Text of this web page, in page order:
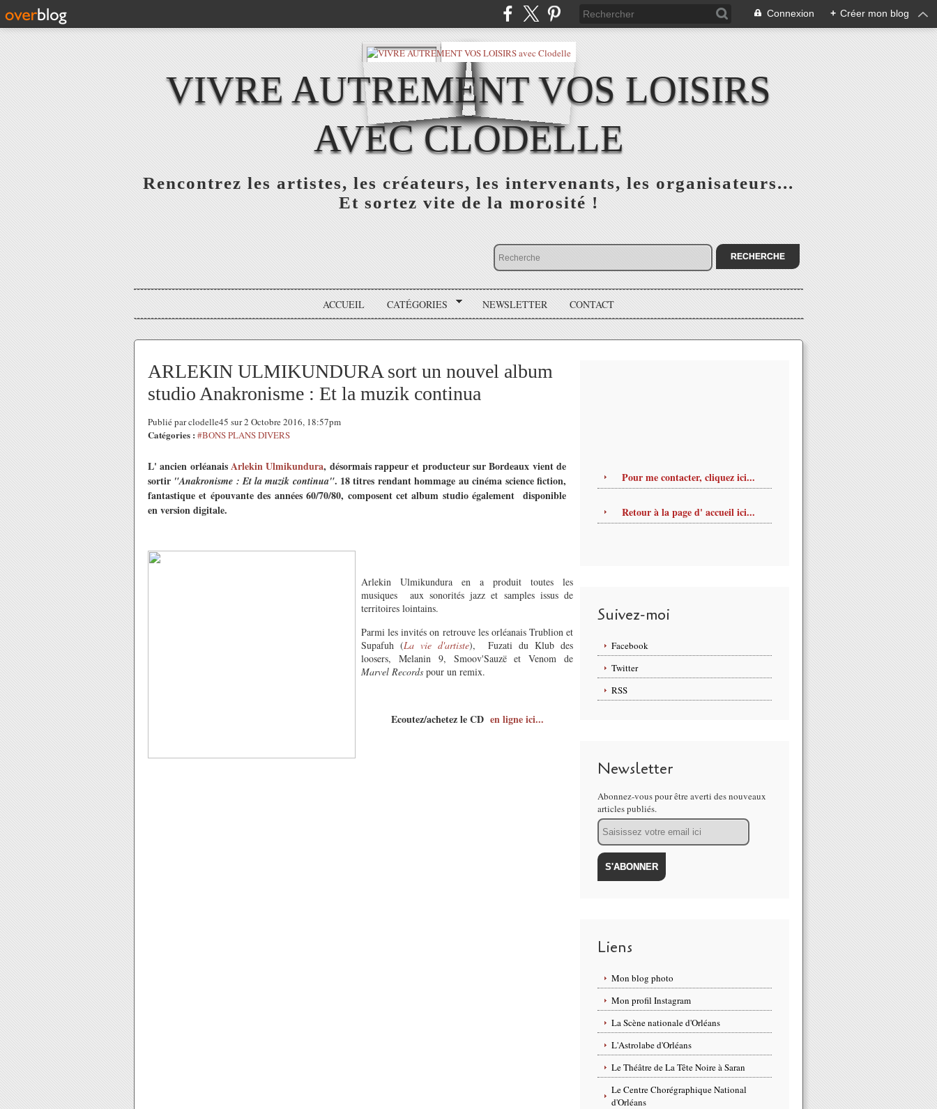
Connexion + Créer mon blog
VIVRE AUTREMENT VOS LOISIRS
AVEC CLODELLE
Rencontrez les artistes, les créateurs, les intervenants, les organisateurs...
Et sortez vite de la morosité !
ACCUEIL CATÉGORIES NEWSLETTER CONTACT
ARLEKIN ULMIKUNDURA sort un nouvel album
studio Anakronisme : Et la muzik continua
Publié par clodelle45 sur 2 Octobre 2016, 18:57pm
Catégories : #BONS PLANS DIVERS
L' ancien orléanaisArlekin Ulmikundura, désormais rappeur et producteur sur Bordeaux vient de
sortir "Anakronisme : Et la muzik continua". 18 titres rendant hommageau cinéma science fiction,
fantastique et épouvantedes années 60/70/80, composent cetalbum studio égalementdisponible
en version digitale.
Arlekin Ulmikundura en a produit toutes les
musiques
aux sonorités jazz et samples issus de
territoires lointains.
Parmi les invités on retrouve les orléanais Trublion et
Supafuh (La vie d'artiste),Fuzati du Klub des
loosers, Melanin 9, Smoov'Sauzë et Venom de
Marvel Records pour un remix.
Ecoutez/achetez le CD en ligne ici...
Pour me contacter, cliquez ici...
Retour à la page d' accueil ici...
Suivez-moi
Facebook
Twitter
RSS
Newsletter
Abonnez-vous pour être averti des nouveaux
articles publiés.
Email
Liens
Mon blog photo
Mon profil Instagram
La Scène nationale d'Orléans
L'Astrolabe d'Orléans
Le Théâtre de La Tête Noire à Saran
Le Centre Chorégraphique National
d'Orléans